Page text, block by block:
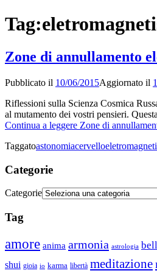
Tag:
Zone di annullamento
Pubblicato il 10/06/2015Aggiornato il
Riflessioni sulla Scienza Cosmica
al mutamento dei vostri pensieri.
Continua a leggere Zone di
Taggatoastonomiacervello
Categorie
Categorie
Tag
amore anima armonia astrologia
shui gioia io karma libertà meditazione